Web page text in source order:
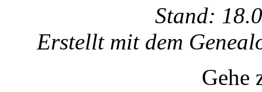
Stand:
Erstellt mit dem
Gehe